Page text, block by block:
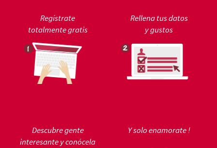
Regístrate
totalmente gratis
Rellena tus datos
y gustos
Descubre gente
interesante y conócela
Y solo enamorate !